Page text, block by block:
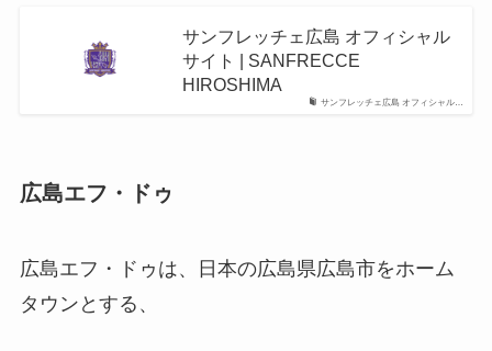
サンフレッチェ広島 オフィシャル…
サンフレッチェ広島 オフィシャル
サイト | SANFRECCE
HIROSHIMA
広島エフ・ドゥ
広島エフ・ドゥは、日本の広島県広島市をホーム
タウンとする、